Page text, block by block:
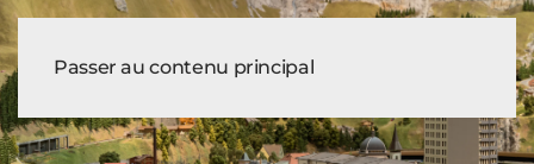
Passer au contenu principal